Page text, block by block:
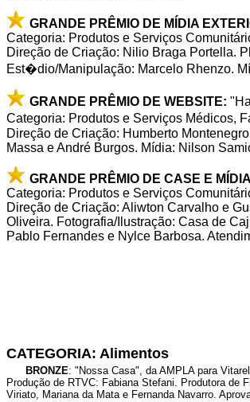
GRANDE PRÊMIO DE MÍDIA
Categoria: Produtos e Serviços
Direção de Criação: Nilio Braga Portella.
Est�dio/Manipulação: Marcelo Rhenzo.
GRANDE PRÊMIO DE WEBSITE:
Categoria: Produtos e Serviços Médicos,
Direção de Criação: Humberto
Massa e André Burgos. Mídia: Nilson
GRANDE PRÊMIO DE CASE E
Categoria: Produtos e Serviços
Direção de Criação: Aliwton Carvalho e
Oliveira. Fotografia/Ilustração: Casa de
Pablo Fernandes e Nylce Barbosa.
CATEGORIA: Alimentos
BRONZE: "Nossa Casa", da AMPLA para
Produção de RTVC: Fabiana Stefani. Produtora de
Viriato, Mariana da Mata e Fernanda Navarro.